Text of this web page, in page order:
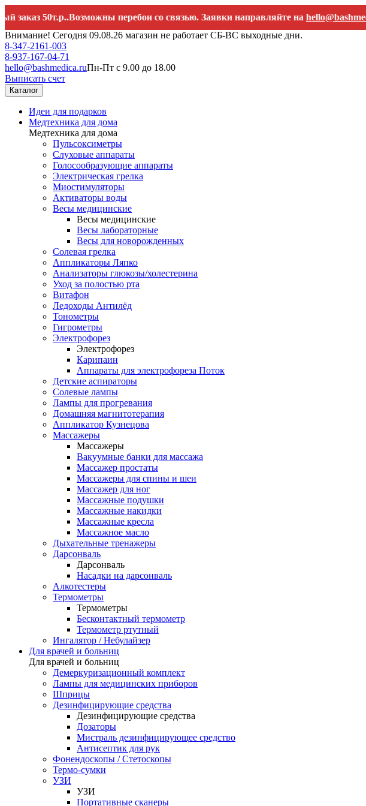
50т.р..Возможны перебои со связью. Заявки направляйте наhello@bashmedica.ru
Внимание! Сегодня 09.08.26 магазин не работает СБ-ВС выходные дни.
8-347-2161-003
8-937-167-04-71
hello@bashmedica.ruПн-Пт с 9.00 до 18.00
Выписать счет
Каталог
Идеи для подарков
Медтехника для дома
Медтехника для дома
Пульсоксиметры
Слуховые аппараты
Голосообразующие аппараты
Электрическая грелка
Миостимуляторы
Активаторы воды
Весы медицинские
Весы медицинские
Весы лабораторные
Весы для новорожденных
Солевая грелка
Аппликаторы Ляпко
Анализаторы глюкозы/холестерина
Уход за полостью рта
Витафон
Ледоходы Антилёд
Тонометры
Гигрометры
Электрофорез
Электрофорез
Карипаин
Аппараты для электрофореза Поток
Детские аспираторы
Солевые лампы
Лампы для прогревания
Домашняя магнитотерапия
Аппликатор Кузнецова
Массажеры
Массажеры
Вакуумные банки для массажа
Массажер простаты
Массажеры для спины и шеи
Массажер для ног
Массажные подушки
Массажные накидки
Массажные кресла
Массажное масло
Дыхательные тренажеры
Дарсонваль
Дарсонваль
Насадки на дарсонваль
Алкотестеры
Термометры
Термометры
Бесконтактный термометр
Термометр ртутный
Ингалятор / Небулайзер
Для врачей и больниц
Для врачей и больниц
Демеркуризационный комплект
Лампы для медицинских приборов
Шприцы
Дезинфицирующие средства
Дезинфицирующие средства
Дозаторы
Мистраль дезинфицирующее средство
Антисептик для рук
Фонендоскопы / Стетоскопы
Термо-сумки
УЗИ
УЗИ
Портативные сканеры